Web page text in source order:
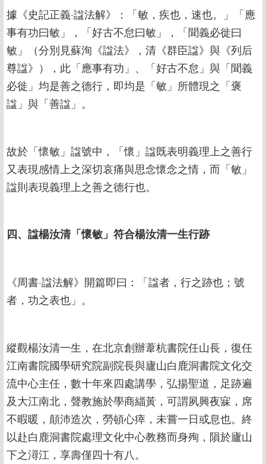
據《史記正義·諡法解》：「敏，疾也，速也。」「應
事有功曰敏」，「好古不怠曰敏」，「聞義必徙曰
敏」（分別見蘇洵《諡法》，清《群臣諡》與《列后
尊諡》），此「應事有功」、「好古不怠」與「聞義
必徙」均是善之德行，即均是「敏」所體現之「褒
諡」與「善諡」。
故於「懷敏」諡號中，「懷」諡既表明義理上之善行
又表現感情上之深切哀痛與思念懷念之情，而「敏」
諡則表現義理上之善之德行也。
四、諡楊汝清「懷敏」符合楊汝清一生行跡
《周書·諡法解》開篇即曰：「諡者，行之跡也；號
者，功之表也」。
縱觀楊汝清一生，在北京創辦葦杭書院任山長，復任
江南書院國學研究院副院長與廬山白鹿洞書院文化交
流中心主任，數十年來四處講學，弘揚聖道，足跡遍
及大江南北，聲教施於學商緇黃，可謂夙興夜寐，席
不暇暖，顛沛造次，勞頓心瘁，未嘗一日或息也。終
以赴白鹿洞書院處理文化中心教務而身殉，隕於廬山
下之潯江，享壽僅四十有八。